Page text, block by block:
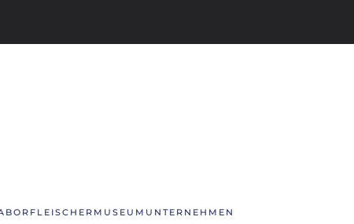
FLEISCHERMUSEUM UNTERNEHMEN